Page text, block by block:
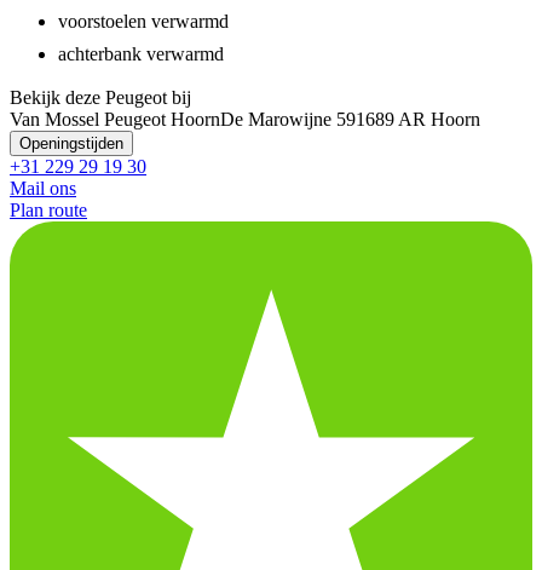
voorstoelen verwarmd
achterbank verwarmd
Bekijk deze Peugeot bij
Van Mossel Peugeot HoornDe Marowijne 591689 AR Hoorn
Openingstijden
+31 229 29 19 30
Mail ons
Plan route